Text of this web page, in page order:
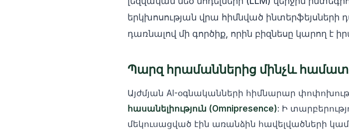
երկխոսության վրա հիմնված ինտերֆեյսների
դառնալով մի գործիք, որին բիզնեսը կարող է
Պարզ հրամաններից մինչև
Այժմյան AI-օգնականների հիմնարար
հասանելիություն (Omnipresence): Ի
մեկուսացված էին առանձին հավելվածների